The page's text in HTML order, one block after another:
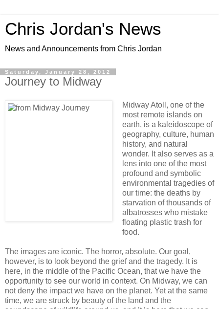
Chris Jordan's News
News and Announcements from Chris Jordan
Saturday, January 28, 2012
Journey to Midway
Midway Atoll, one of the
most remote islands on
earth, is a kaleidoscope of
geography, culture, human
history, and natural
wonder. It also serves as a
lens into one of the most
profound and symbolic
environmental tragedies of
our time: the deaths by
starvation of thousands of
albatrosses who mistake
floating plastic trash for
food.
The images are iconic. The horror, absolute. Our goal,
however, is to look beyond the grief and the tragedy. It is
here, in the middle of the Pacific Ocean, that we have the
opportunity to see our world in context. On Midway, we can
not deny the impact we have on the planet. Yet at the same
time, we are struck by beauty of the land and the